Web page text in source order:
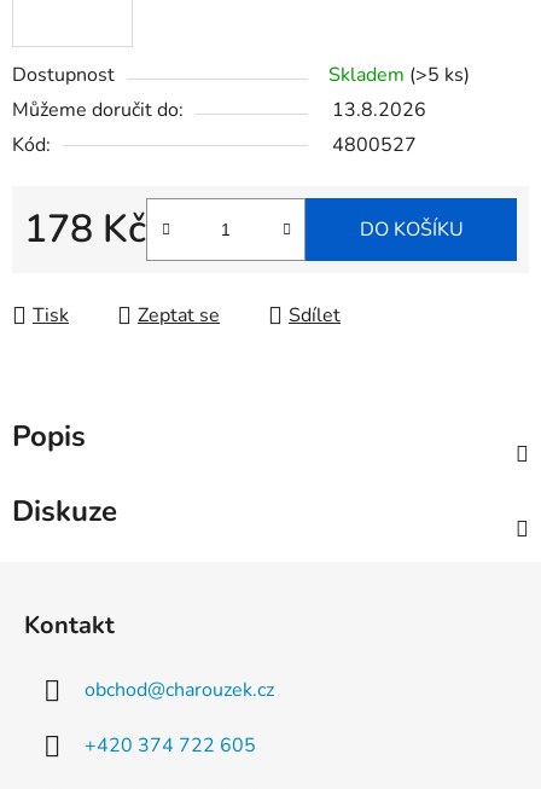
Dostupnost Skladem (>5 ks)
Můžeme doručit do:
13.8.2026
Kód:
4800527
178 Kč DO KOŠÍKU
Tisk Zeptat se Sdílet
Popis
Diskuze
Kontakt
obchod@charouzek.cz
+420 374 722 605